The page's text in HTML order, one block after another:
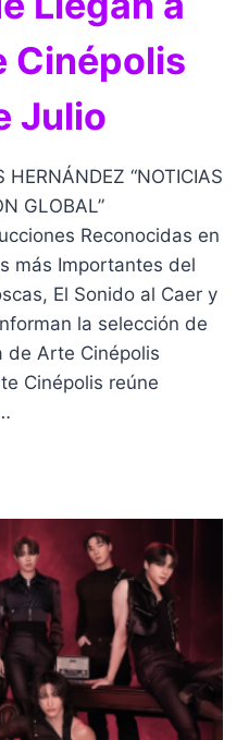
Cinépolis
Julio
“NOTICIAS
GLOBAL”
Reconocidas en
más Importantes del
El Sonido al Caer y
la selección de
de Arte Cinépolis
Cinépolis reúne